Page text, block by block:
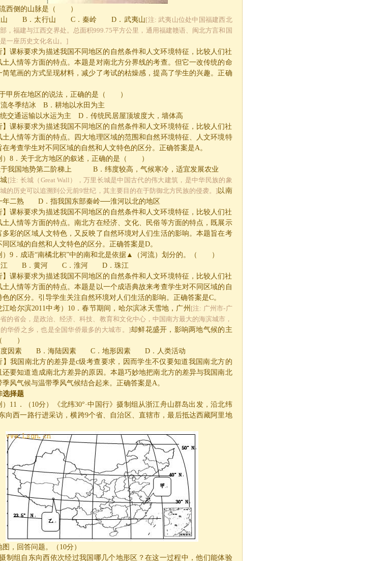
西侧的山脉是（ ）
山 B．太行山 C．秦岭D ．武夷山[注: 武夷山位处中国福建西北
，福建与江西交界处。总面积999.75平方公里，通用福建赣语、闽北方言和国
一座历史文化名山。]
】课标要求为描述我国不同地区的自然条件和人文环境特征，比较人们社
土人情等方面的特点。本题是对南北方分界线的考查。但它一改传统的命
简笔画的方式呈现材料，减少了考试的枯燥感，提高了学生的兴趣。正确
甲所在地区的说法，正确的是（ ）
冬季结冰 B．耕地以水田为主
交通运输以水运为主 D．传统民居屋顶坡度大，墙体高
】课标要求为描述我国不同地区的自然条件和人文环境特征，比较人们社
土人情等方面的特点。四大地理区域的范围和自然环境特征、人文环境特
在考查学生对不同区域的自然和人文特色的区分。正确答案是A。
8．关于北方地区的叙述，正确的是（ ）
于我国地势第二阶梯上 B．纬度较高，气候寒冷，适宜发展农业
[注: 长城（Great Wall），万里长城是中国古代的伟大建筑，是中华民族的象
的历史可以追溯到公元前9世纪，其主要目的在于防御北方民族的侵袭。]以南
年二熟 D．指我国东部秦岭──淮河以北的地区
】课标要求为描述我国不同地区的自然条件和人文环境特征，比较人们社
土人情等方面的特点。南北方在经济、文化、民俗等方面的特点，既展示
多彩的区域人文特色，又反映了自然环境对人们生活的影响。本题旨在考
同区域的自然和人文特色的区分。正确答案是D。
9．成语“南橘北枳”中的南和北是依据▲（河流）划分的。（ ）
江 B．黄河 C．淮河 D．珠江
】课标要求为描述我国不同地区的自然条件和人文环境特征，比较人们社
土人情等方面的特点。本题是以一个成语典故来考查学生对不同区域的自
色的区分。引导学生关注自然环境对人们生活的影响。正确答案是C。
江哈尔滨2011中考） 10 ．春节期间，哈尔滨冰天雪地，广州 [注: 广州市-广
的省会，是政治、经济、科技、教育和文化中心，中国南方最大的海滨城市，
华侨之乡，也是全国华侨最多的大城市。]却鲜花盛开，影响两地气候的主
）
度因素 B．海陆因素 C．地形因素 D．人类活动
】我国南北方的差异是c级考查要求，因而学生不仅要知道我国南北方的
还要知道造成南北方差异的原因。本题巧妙地把南北方的差异与我国南北
季风气候与温带季风气候结合起来。正确答案是A。
选择题
11 ．（ 10分）《北纬30°·中国行》摄制组从浙江舟山群岛出发，沿北纬
向西一路行进采访，横跨9个省、自治区、直辖市，最后抵达西藏阿里地
图，回答问题。（10分）
制组自东向西依次经过我国哪几个地形区？在这一过程中，他们能体验